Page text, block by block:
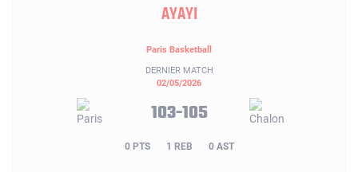
AYAYI
Paris Basketball
DERNIER MATCH
02/05/2026
103-105
0 PTS 1 REB 0 AST